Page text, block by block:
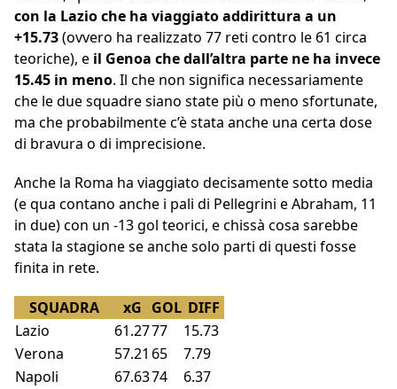
con la Lazio che ha viaggiato addirittura a un
+15.73(ovvero ha realizzato 77 reti contro le 61 circa
teoriche), e il Genoa che dall’altra parte ne ha invece
15.45 in meno. Il che non significa necessariamente
che le due squadre siano state più o meno sfortunate,
ma che probabilmente c’è stata anche una certa dose
di bravura o di imprecisione.
Anche la Roma ha viaggiato decisamente sotto media
(e qua contano anche i pali di Pellegrini e Abraham, 11
in due) con un -13 gol teorici, e chissà cosa sarebbe
stata la stagione se anche solo parti di questi fosse
finita in rete.
SQUADRA xG GOL DIFF
Lazio
61.2777
15.73
Verona
57.21 65
7.79
Napoli
67.6374
6.37